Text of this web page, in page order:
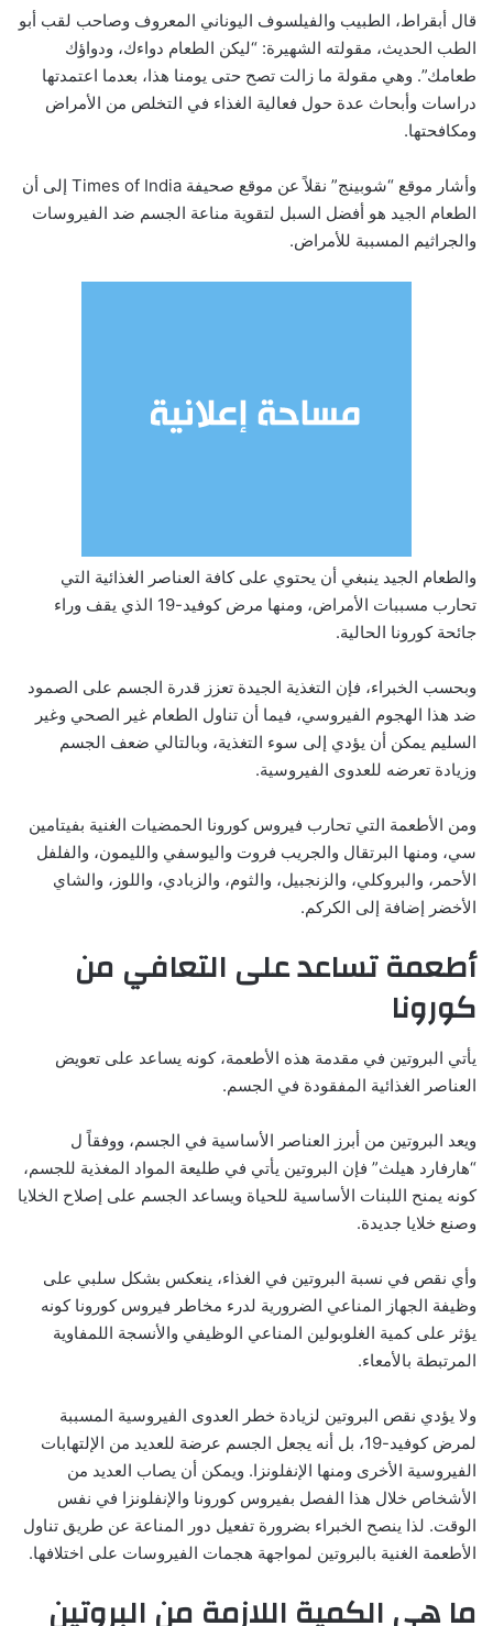
قال أبقراط، الطبيب والفيلسوف اليوناني المعروف وصاحب لقب أبو
الطب الحديث، مقولته الشهيرة: “ليكن الطعام دواءك، ودواؤك
طعامك”. وهي مقولة ما زالت تصح حتى يومنا هذا، بعدما اعتمدتها
دراسات وأبحاث عدة حول فعالية الغذاء في التخلص من الأمراض
ومكافحتها.
وأشار موقع “شوبينج” نقلاً عن موقع صحيفة Times of India إلى أن
الطعام الجيد هو أفضل السبل لتقوية مناعة الجسم ضد الفيروسات
والجراثيم المسببة للأمراض.
والطعام الجيد ينبغي أن يحتوي على كافة العناصر الغذائية التي
تحارب مسببات الأمراض، ومنها مرض كوفيد-19 الذي يقف وراء
جائحة كورونا الحالية.
وبحسب الخبراء، فإن التغذية الجيدة تعزز قدرة الجسم على الصمود
ضد هذا الهجوم الفيروسي، فيما أن تناول الطعام غير الصحي وغير
السليم يمكن أن يؤدي إلى سوء التغذية، وبالتالي ضعف الجسم
وزيادة تعرضه للعدوى الفيروسية.
ومن الأطعمة التي تحارب فيروس كورونا الحمضيات الغنية بفيتامين
سي، ومنها البرتقال والجريب فروت واليوسفي والليمون، والفلفل
الأحمر، والبروكلي، والزنجبيل، والثوم، والزبادي، واللوز، والشاي
الأخضر إضافة إلى الكركم.
أطعمة تساعد على التعافي من
كورونا
يأتي البروتين في مقدمة هذه الأطعمة، كونه يساعد على تعويض
العناصر الغذائية المفقودة في الجسم.
ويعد البروتين من أبرز العناصر الأساسية في الجسم، ووفقاً ل
“هارفارد هيلث” فإن البروتين يأتي في طليعة المواد المغذية للجسم،
كونه يمنح اللبنات الأساسية للحياة ويساعد الجسم على إصلاح الخلايا
وصنع خلايا جديدة.
وأي نقص في نسبة البروتين في الغذاء، ينعكس بشكل سلبي على
وظيفة الجهاز المناعي الضرورية لدرء مخاطر فيروس كورونا كونه
يؤثر على كمية الغلوبولين المناعي الوظيفي والأنسجة اللمفاوية
المرتبطة بالأمعاء.
ولا يؤدي نقص البروتين لزيادة خطر العدوى الفيروسية المسببة
لمرض كوفيد-19، بل أنه يجعل الجسم عرضة للعديد من الإلتهابات
الفيروسية الأخرى ومنها الإنفلونزا. ويمكن أن يصاب العديد من
الأشخاص خلال هذا الفصل بفيروس كورونا والإنفلونزا في نفس
الوقت. لذا ينصح الخبراء بضرورة تفعيل دور المناعة عن طريق تناول
الأطعمة الغنية بالبروتين لمواجهة هجمات الفيروسات على اختلافها.
ما هي الكمية اللازمة من البروتين